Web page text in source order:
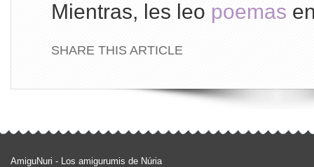
Mientras, les leo poemas
SHARE THIS ARTICLE
AmiguNuri - Los amigurumis de Núria